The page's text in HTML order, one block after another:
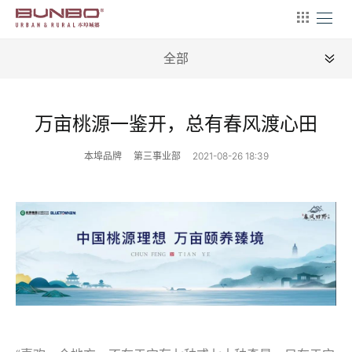
全部
万亩桃源一鉴开，总有春风渡心田
本埠品牌 第三事业部 2021-08-26 18:39